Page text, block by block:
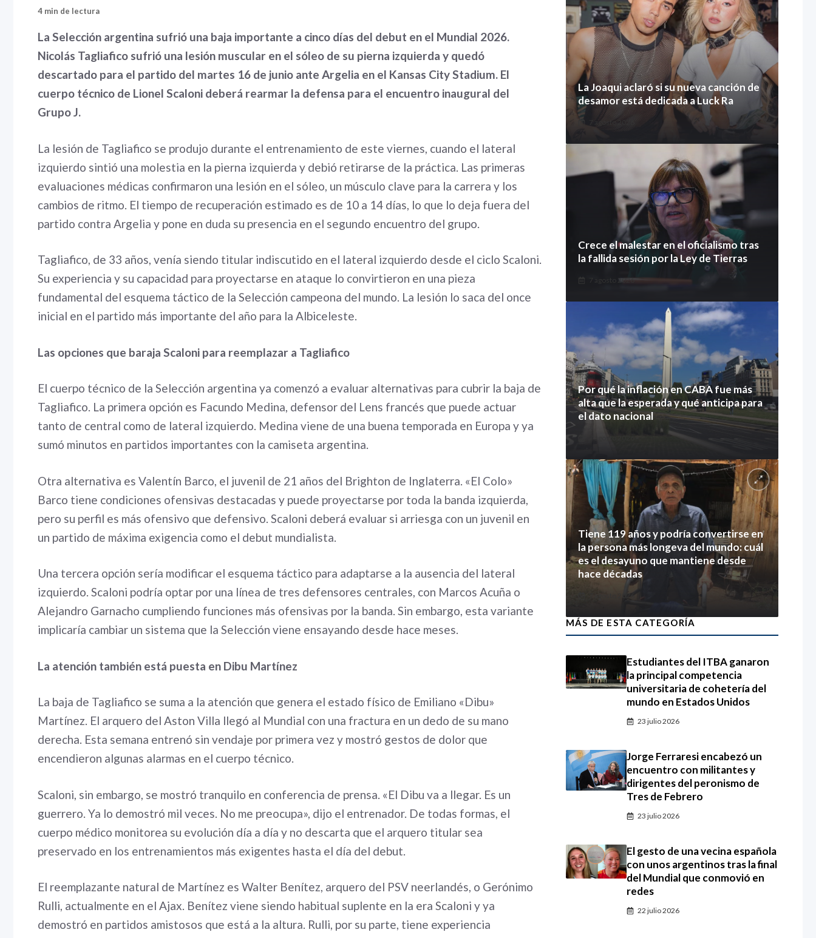
4 min de lectura
La Selección argentina sufrió una baja importante a cinco días del debut en el Mundial 2026.
Nicolás Tagliafico sufrió una lesión muscular en el sóleo de su pierna izquierda y quedó
descartado para el partido del martes 16 de junio ante Argelia en el Kansas City Stadium. El
cuerpo técnico de Lionel Scaloni deberá rearmar la defensa para el encuentro inaugural del
Grupo J.
La lesión de Tagliafico se produjo durante el entrenamiento de este viernes, cuando el lateral
izquierdo sintió una molestia en la pierna izquierda y debió retirarse de la práctica. Las primeras
evaluaciones médicas confirmaron una lesión en el sóleo, un músculo clave para la carrera y los
cambios de ritmo. El tiempo de recuperación estimado es de 10 a 14 días, lo que lo deja fuera del
partido contra Argelia y pone en duda su presencia en el segundo encuentro del grupo.
Tagliafico, de 33 años, venía siendo titular indiscutido en el lateral izquierdo desde el ciclo Scaloni.
Su experiencia y su capacidad para proyectarse en ataque lo convirtieron en una pieza
fundamental del esquema táctico de la Selección campeona del mundo. La lesión lo saca del once
inicial en el partido más importante del año para la Albiceleste.
Las opciones que baraja Scaloni para reemplazar a Tagliafico
El cuerpo técnico de la Selección argentina ya comenzó a evaluar alternativas para cubrir la baja de
Tagliafico. La primera opción es Facundo Medina, defensor del Lens francés que puede actuar
tanto de central como de lateral izquierdo. Medina viene de una buena temporada en Europa y ya
sumó minutos en partidos importantes con la camiseta argentina.
Otra alternativa es Valentín Barco, el juvenil de 21 años del Brighton de Inglaterra. «El Colo»
Barco tiene condiciones ofensivas destacadas y puede proyectarse por toda la banda izquierda,
pero su perfil es más ofensivo que defensivo. Scaloni deberá evaluar si arriesga con un juvenil en
un partido de máxima exigencia como el debut mundialista.
Una tercera opción sería modificar el esquema táctico para adaptarse a la ausencia del lateral
izquierdo. Scaloni podría optar por una línea de tres defensores centrales, con Marcos Acuña o
Alejandro Garnacho cumpliendo funciones más ofensivas por la banda. Sin embargo, esta variante
implicaría cambiar un sistema que la Selección viene ensayando desde hace meses.
La atención también está puesta en Dibu Martínez
La baja de Tagliafico se suma a la atención que genera el estado físico de Emiliano «Dibu»
Martínez. El arquero del Aston Villa llegó al Mundial con una fractura en un dedo de su mano
derecha. Esta semana entrenó sin vendaje por primera vez y mostró gestos de dolor que
encendieron algunas alarmas en el cuerpo técnico.
Scaloni, sin embargo, se mostró tranquilo en conferencia de prensa. «El Dibu va a llegar. Es un
guerrero. Ya lo demostró mil veces. No me preocupa», dijo el entrenador. De todas formas, el
cuerpo médico monitorea su evolución día a día y no descarta que el arquero titular sea
preservado en los entrenamientos más exigentes hasta el día del debut.
El reemplazante natural de Martínez es Walter Benítez, arquero del PSV neerlandés, o Gerónimo
Rulli, actualmente en el Ajax. Benítez viene siendo habitual suplente en la era Scaloni y ya
demostró en partidos amistosos que está a la altura. Rulli, por su parte, tiene experiencia
La Joaqui aclaró si su nueva canción de
desamor está dedicada a Luck Ra
7 agosto 2026
Crece el malestar en el oficialismo tras
la fallida sesión por la Ley de Tierras
7 agosto 2026
Por qué la inflación en CABA fue más
alta que la esperada y qué anticipa para
el dato nacional
Tiene 119 años y podría convertirse en
la persona más longeva del mundo: cuál
es el desayuno que mantiene desde
hace décadas
7 agosto 2026
MÁS DE ESTA CATEGORÍA
Estudiantes del ITBA ganaron
la principal competencia
universitaria de cohetería del
mundo en Estados Unidos
23 julio 2026
Jorge Ferraresi encabezó un
encuentro con militantes y
dirigentes del peronismo de
Tres de Febrero
23 julio 2026
El gesto de una vecina española
con unos argentinos tras la final
del Mundial que conmovió en
redes
22 julio 2026